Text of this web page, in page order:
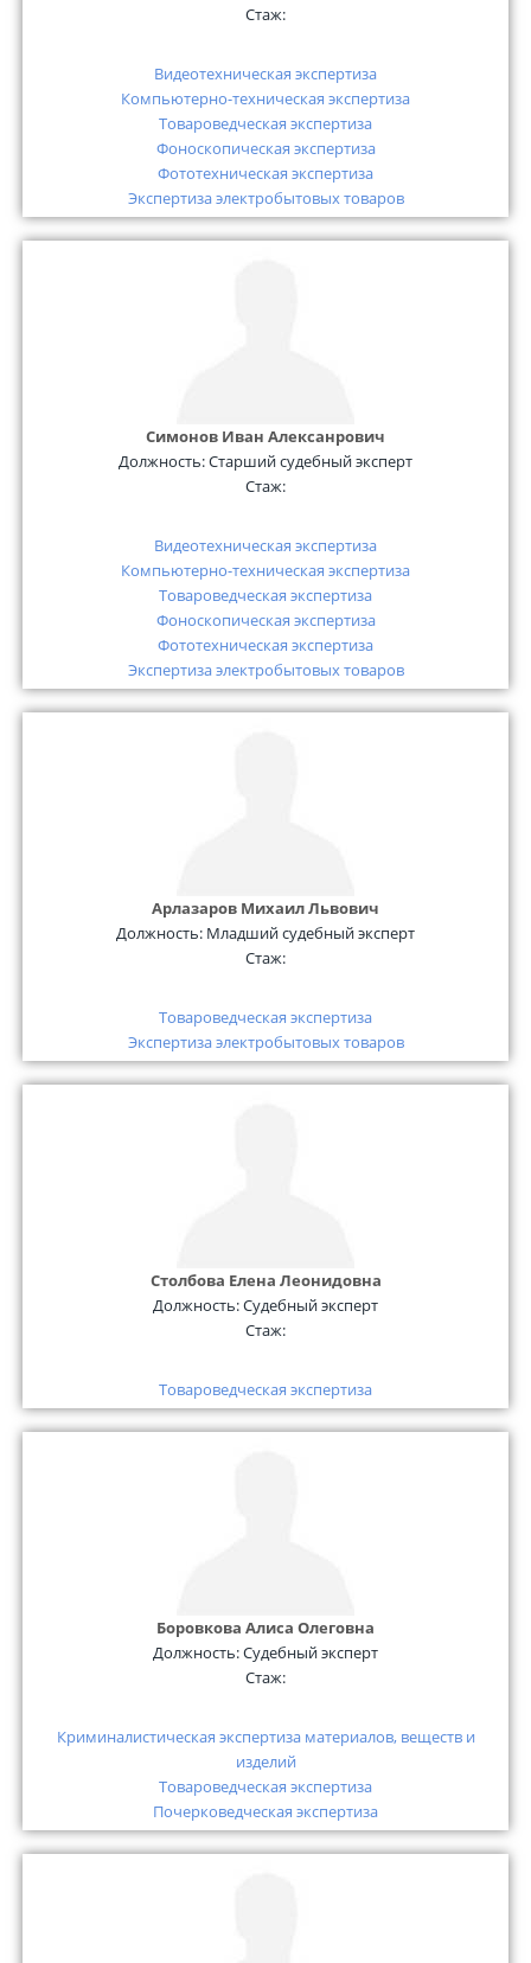
Стаж:
Видеотехническая экспертиза
Компьютерно-техническая экспертиза
Товароведческая экспертиза
Фоноскопическая экспертиза
Фототехническая экспертиза
Экспертиза электробытовых товаров
Симонов Иван Алексанрович
Должность:Старший судебный эксперт
Стаж:
Видеотехническая экспертиза
Компьютерно-техническая экспертиза
Товароведческая экспертиза
Фоноскопическая экспертиза
Фототехническая экспертиза
Экспертиза электробытовых товаров
Арлазаров Михаил Львович
Должность: Младший судебный эксперт
Стаж:
Товароведческая экспертиза
Экспертиза электробытовых товаров
Столбова Елена Леонидовна
Должность:Судебный эксперт
Стаж:
Товароведческая экспертиза
Боровкова Алиса Олеговна
Должность:Судебный эксперт
Стаж:
Криминалистическая экспертиза материалов, веществ и
изделий
Товароведческая экспертиза
Почерковедческая экспертиза